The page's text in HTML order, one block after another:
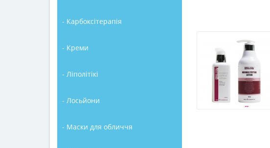
- Карбоксітерапія
- Креми
- Ліполітікі
- Лосьйони
- Маски для обличчя